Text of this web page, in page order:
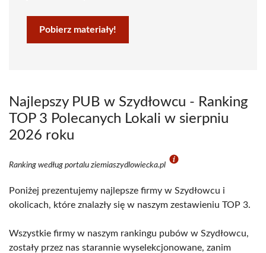
Pobierz materiały!
Najlepszy PUB w Szydłowcu - Ranking
TOP 3 Polecanych Lokali w sierpniu
2026 roku
Ranking według portalu ziemiaszydlowiecka.pl
Poniżej prezentujemy najlepsze firmy w Szydłowcu i
okolicach, które znalazły się w naszym zestawieniu TOP 3.
Wszystkie firmy w naszym rankingu pubów w Szydłowcu,
zostały przez nas starannie wyselekcjonowane, zanim